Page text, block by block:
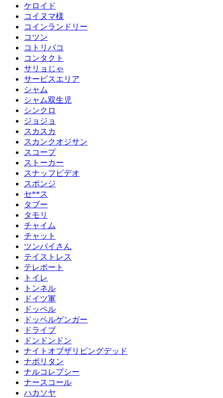
ケロイド
コイヌマ様
コインランドリー
コツン
コトリバコ
コンタクト
サリョじゃ
サービスエリア
シャム
シャム双生児
シンクロ
ジョジョ
スカスカ
スカンクオジサン
スコープ
ストーカー
スナッフビデオ
スポンジ
セ**ス
タブー
タモリ
チャイム
チャット
ツンバイさん
テイストレス
テレポート
トイレ
トンネル
ドイツ軍
ドッペル
ドッペルゲンガー
ドライブ
ドンドンドン
ナイトオブザリビングデッド
ナポリタン
ナルコレプシー
ナースコール
ハカソヤ